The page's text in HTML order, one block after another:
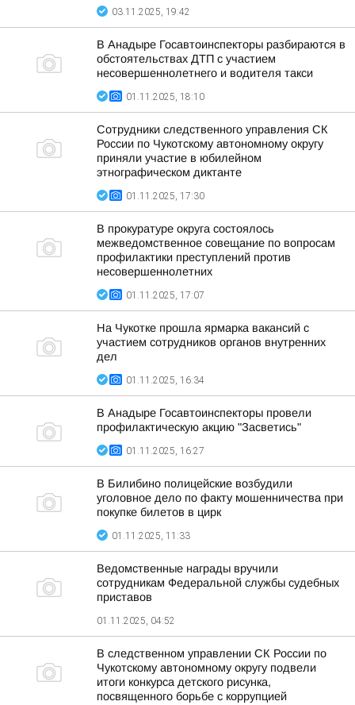
03.11.2025, 19:42
В Анадыре Госавтоинспекторы разбираются в
обстоятельствах ДТП с участием
несовершеннолетнего и водителя такси
01.11.2025, 18:10
Сотрудники следственного управления СК
России по Чукотскому автономному округу
приняли участие в юбилейном
этнографическом диктанте
01.11.2025, 17:30
В прокуратуре округа состоялось
межведомственное совещание по вопросам
профилактики преступлений против
несовершеннолетних
01.11.2025, 17:07
На Чукотке прошла ярмарка вакансий с
участием сотрудников органов внутренних
дел
01.11.2025, 16:34
В Анадыре Госавтоинспекторы провели
профилактическую акцию "Засветись"
01.11.2025, 16:27
В Билибино полицейские возбудили
уголовное дело по факту мошенничества при
покупке билетов в цирк
01.11.2025, 11:33
Ведомственные награды вручили
сотрудникам Федеральной службы судебных
приставов
01.11.2025, 04:52
В следственном управлении СК России по
Чукотскому автономному округу подвели
итоги конкурса детского рисунка,
посвященного борьбе с коррупцией